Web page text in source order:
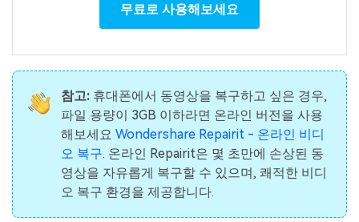
무료로 사용해보세요
참고:휴대폰에서 동영상을 복구하고 싶은 경우,
파일 용량이 3GB 이하라면 온라인 버전을 사용
해보세요 Wondershare Repairit - 온라인 비디
오 복구. 온라인 Repairit은 몇 초만에 손상된 동
영상을 자유롭게 복구할 수 있으며, 쾌적한 비디
오 복구 환경을 제공합니다.